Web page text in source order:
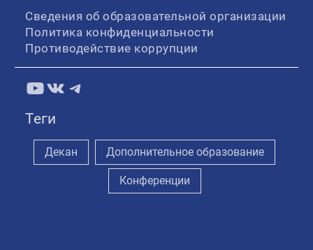
Сведения об образовательной организации
Политика конфиденциальности
Противодействие коррупции
YouTube
ВКонтакте
Telegram
Теги
Декан Дополнительное образование
Конференции